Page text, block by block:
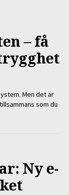
– få
Men det är
som du
Ny e-